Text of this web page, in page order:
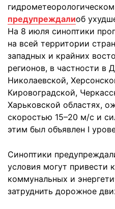
предупреждалиоб
На 8 июля синоптики
на всей территории
западных и крайних
регионов, в частности в
Николаевской,
Кировоградской,
Харьковской областях,
скоростью 15–20 м/с и
этим был объявлен I
Синоптики
условия могут привести
коммунальных и
затруднить дорожное